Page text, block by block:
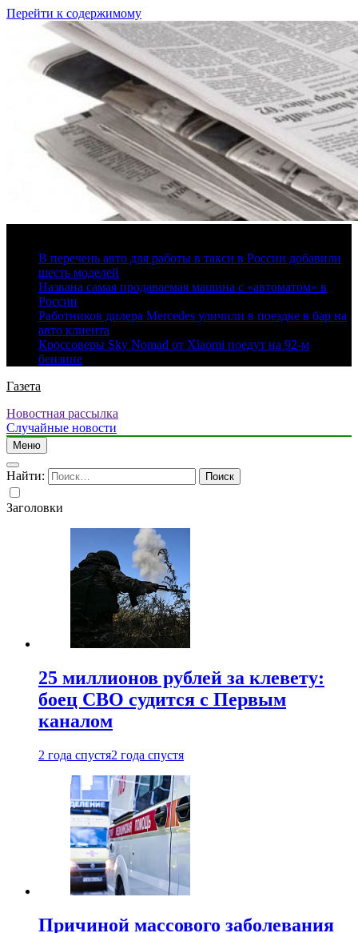
Перейти к содержимому
В перечень авто для работы в такси в России добавили
шесть моделей
Названа самая продаваемая машина с «автоматом» в
России
Работников дилера Mercedes уличили в поездке в бар на
авто клиента
Кроссоверы Sky Nomad от Xiaomi поедут на 92-м
бензине
Газета
Новостная рассылка
Случайные новости
Меню
Найти:
Заголовки
25 миллионов рублей за клевету:
боец СВО судится с Первым
каналом
2 года спустя2 года спустя
Причиной массового заболевания